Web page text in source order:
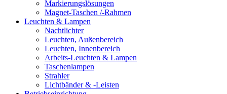
Markierungslösungen
Magnet-Taschen /-Rahmen
Leuchten & Lampen
Nachtlichter
Leuchten, Außenbereich
Leuchten, Innenbereich
Arbeits-Leuchten & Lampen
Taschenlampen
Strahler
Lichtbänder & -Leisten